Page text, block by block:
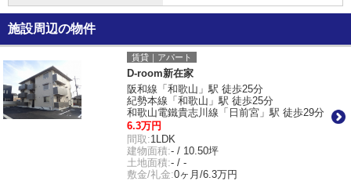
施設周辺の物件
賃貸｜アパート
D-room新在家
阪和線「和歌山」駅 徒歩25分
紀勢本線「和歌山」駅 徒歩25分
和歌山電鐵貴志川線「日前宮」駅 徒歩29分
6.3万円
間取:1LDK
建物面積:- / 10.50坪
土地面積:- / -
敷金/礼金:0ヶ月/6.3万円